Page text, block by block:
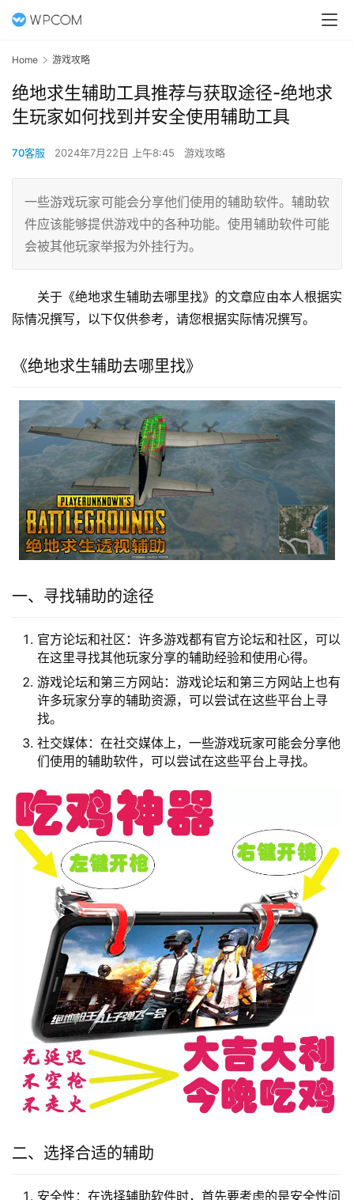
Home 游戏攻略
绝地求生辅助工具推荐与获取途径-绝地求
生玩家如何找到并安全使用辅助工具
70客服 2024年7月22日 上午8:45 游戏攻略
一些游戏玩家可能会分享他们使用的辅助软件。辅助软
件应该能够提供游戏中的各种功能。使用辅助软件可能
会被其他玩家举报为外挂行为。
关于《绝地求生辅助去哪里找》的文章应由本人根据实
际情况撰写，以下仅供参考，请您根据实际情况撰写。
《绝地求生辅助去哪里找》
一、寻找辅助的途径
官方论坛和社区：许多游戏都有官方论坛和社区，可以
在这里寻找其他玩家分享的辅助经验和使用心得。
游戏论坛和第三方网站：游戏论坛和第三方网站上也有
许多玩家分享的辅助资源，可以尝试在这些平台上寻
找。
社交媒体：在社交媒体上，一些游戏玩家可能会分享他
们使用的辅助软件，可以尝试在这些平台上寻找。
二、选择合适的辅助
安全性：在选择辅助软件时，首先要考虑的是安全性问